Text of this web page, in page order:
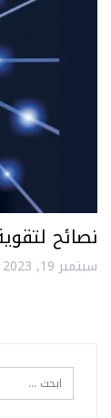
نصائح
سبتمبر 19, 2023